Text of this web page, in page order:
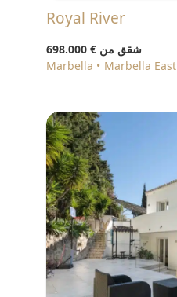
Royal River
شقق من € 698.000
Marbella
Marbella East